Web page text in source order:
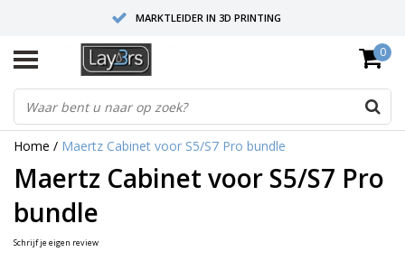
MARKTLEIDER IN 3D PRINTING
HOOGWAARDIGE SERVICE EN SUPPORT
FYSIEKE SHOWROOMS
0
Home / Maertz Cabinet voor S5/S7 Pro bundle
Maertz Cabinet voor S5/S7 Pro
bundle
Schrijf je eigen review